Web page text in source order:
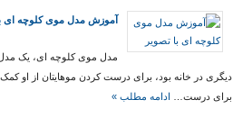
آموزش مدل موی کلوچه ای
مدل موی کلوچه ای، یک
دیگری در خانه بود، برای درست کردن موهایتان از او
برای درست… ادامه مطلب »